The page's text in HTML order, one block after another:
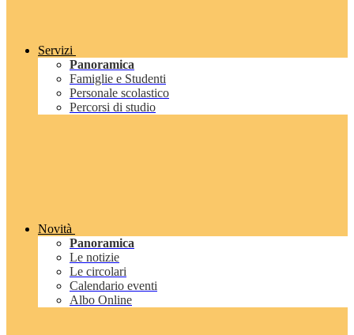
Servizi
Panoramica
Famiglie e Studenti
Personale scolastico
Percorsi di studio
Novità
Panoramica
Le notizie
Le circolari
Calendario eventi
Albo Online